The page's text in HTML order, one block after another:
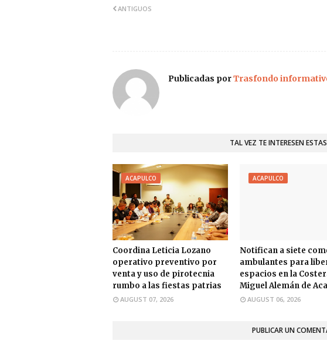
ANTIGUOS
Publicadas porTrasfondo
TAL VEZ TE INTERESEN
ACAPULCO
Coordina Leticia Lozano
operativo preventivo por
venta y uso de pirotecnia
rumbo a las fiestas patrias
AUGUST 07, 2026
ACAPULCO
Notifican a siete
ambulantes para
espacios en la
Miguel Alemán de
AUGUST 06, 2026
PUBLICAR UN